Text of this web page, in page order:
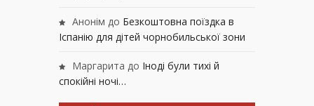
Анонім до Безкоштовна поїздка в
Іспанію для дітей чорнобильської зони
Маргарита до Іноді були тихі й
спокійні ночі…